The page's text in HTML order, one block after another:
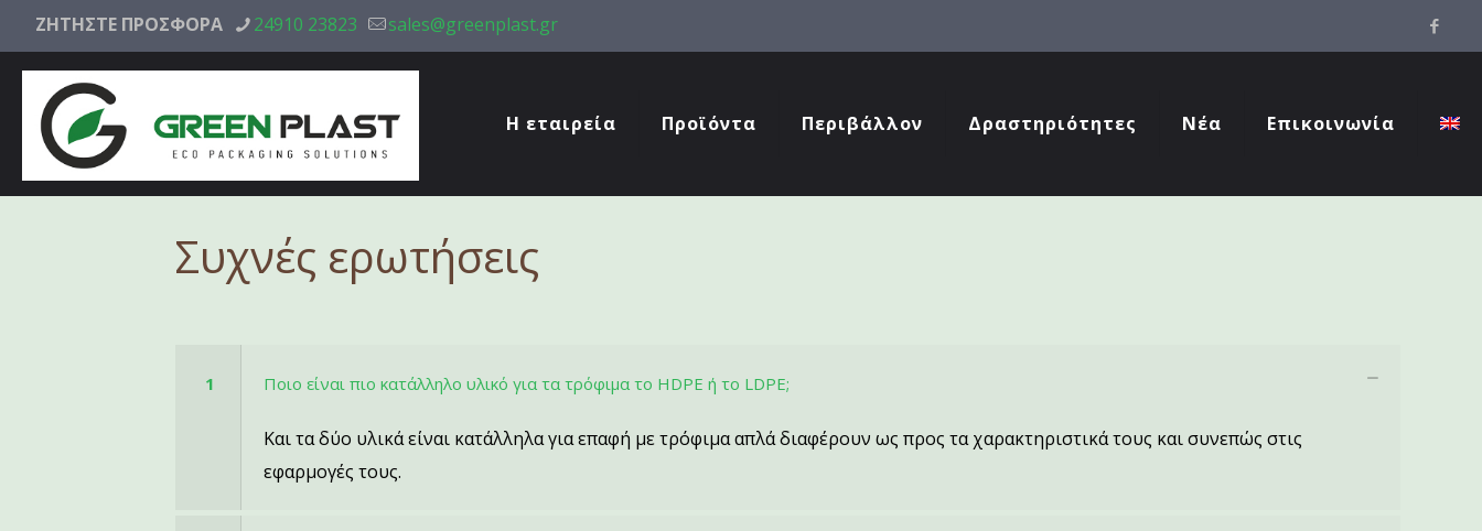
ΖΗΤΗΣΤΕ ΠΡΟΣΦΟΡΑ 24910 23823 sales@greenplast.gr
Η εταιρεία Προϊόντα Περιβάλλον Δραστηριότητες Νέα Επικοινωνία
Συχνές ερωτήσεις
1 Ποιο είναι πιο κατάλληλο υλικό για τα τρόφιμα το HDPE ή το LDPE;
Και τα δύο υλικά είναι κατάλληλα για επαφή με τρόφιμα απλά διαφέρουν ως προς τα χαρακτηριστικά τους και συνεπώς στις
εφαρμογές τους.